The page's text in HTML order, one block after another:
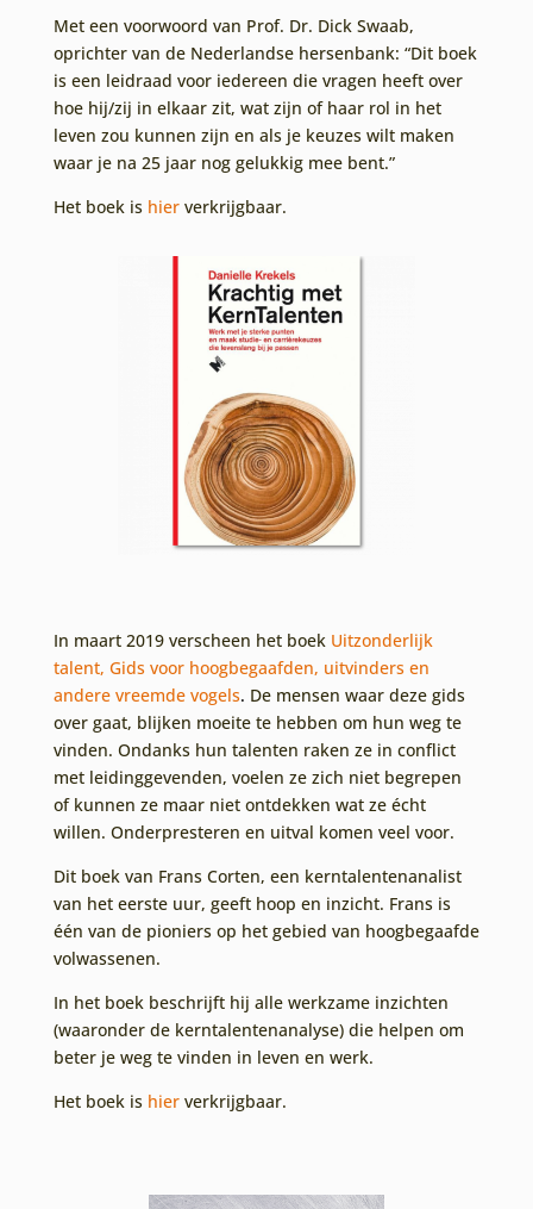
Met een voorwoord van Prof. Dr. Dick Swaab,
oprichter van de Nederlandse hersenbank: “Dit boek
is een leidraad voor iedereen die vragen heeft over
hoe hij/zij in elkaar zit, wat zijn of haar rol in het
leven zou kunnen zijn en als je keuzes wilt maken
waar je na 25 jaar nog gelukkig mee bent.”
Het boek is hierverkrijgbaar.
In maart 2019 verscheen het boek Uitzonderlijk
talent, Gids voor hoogbegaafden, uitvinders en
andere vreemde vogels. De mensen waar deze gids
over gaat, blijken moeite te hebben om hun weg te
vinden. Ondanks hun talenten raken ze in conflict
met leidinggevenden, voelen ze zich niet begrepen
of kunnen ze maar niet ontdekken wat ze écht
willen. Onderpresteren en uitval komen veel voor.
Dit boek van Frans Corten, een kerntalentenanalist
van het eerste uur, geeft hoop en inzicht. Frans is
één van de pioniers op het gebied van hoogbegaafde
volwassenen.
In het boek beschrijft hij alle werkzame inzichten
(waaronder de kerntalentenanalyse) die helpen om
beter je weg te vinden in leven en werk.
Het boek is hierverkrijgbaar.